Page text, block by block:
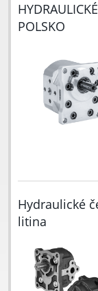
POLSKO
Hydraulické
litina